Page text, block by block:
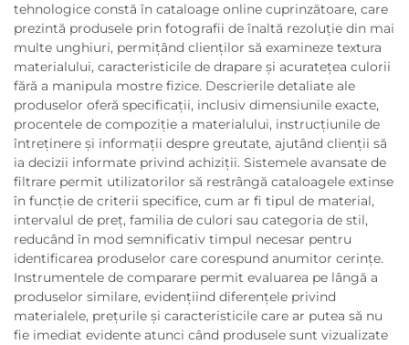
tehnologice constă în cataloage online cuprinzătoare, care
prezintă produsele prin fotografii de înaltă rezoluție din mai
multe unghiuri, permițând clienților să examineze textura
materialului, caracteristicile de drapare și acuratețea culorii
fără a manipula mostre fizice. Descrierile detaliate ale
produselor oferă specificații, inclusiv dimensiunile exacte,
procentele de compoziție a materialului, instrucțiunile de
întreținere și informații despre greutate, ajutând clienții să
ia decizii informate privind achiziții. Sistemele avansate de
filtrare permit utilizatorilor să restrângă cataloagele extinse
în funcție de criterii specifice, cum ar fi tipul de material,
intervalul de preț, familia de culori sau categoria de stil,
reducând în mod semnificativ timpul necesar pentru
identificarea produselor care corespund anumitor cerințe.
Instrumentele de comparare permit evaluarea pe lângă a
produselor similare, evidențiind diferențele privind
materialele, prețurile și caracteristicile care ar putea să nu
fie imediat evidente atunci când produsele sunt vizualizate